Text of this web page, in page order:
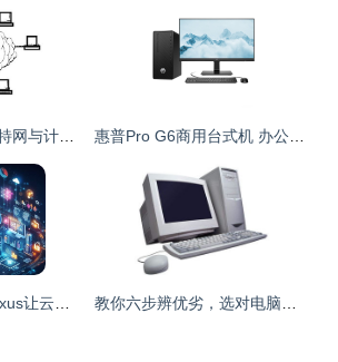
连接世界的桥梁 因特网与计算机的发展历程 惠普Pro G6商用台式机 办公性能与小型辅助设备的完美融合
灵活高效，华为Flexus让云计算触手可及 新用户专享价21元起 教你六步辨优劣，选对电脑真好行